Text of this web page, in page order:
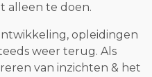
alleen te doen.
opleidingen
weer terug. Als
van inzichten & het